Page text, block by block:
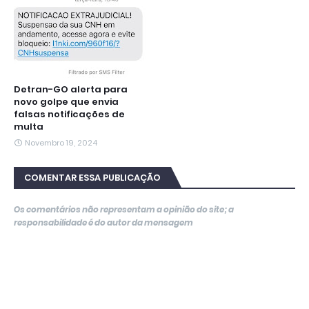
Detran-GO alerta para
novo golpe que envia
falsas notificações de
multa
Novembro 19, 2024
COMENTAR ESSA PUBLICAÇÃO
Os comentários não representam a opinião do site; a
responsabilidade é do autor da mensagem